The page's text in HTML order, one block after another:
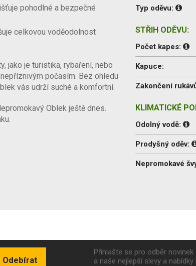
pohodlné a bezpečné
celkovou voděodolnost
jako je turistika, rybaření, nebo
počasím. Bez ohledu
vás udrží suché a komfortní.
Oblek ještě dnes.
Typ oděvu:
STŘIH ODĚVU:
Počet kapes:
Kapuce:
Zakončení
KLIMATICKÉ
Odolný vodě:
Prodyšný oděv:
Nepromokavé
Odebírat
Přihlašte se pro odběr
a naše nejlepší slevy a